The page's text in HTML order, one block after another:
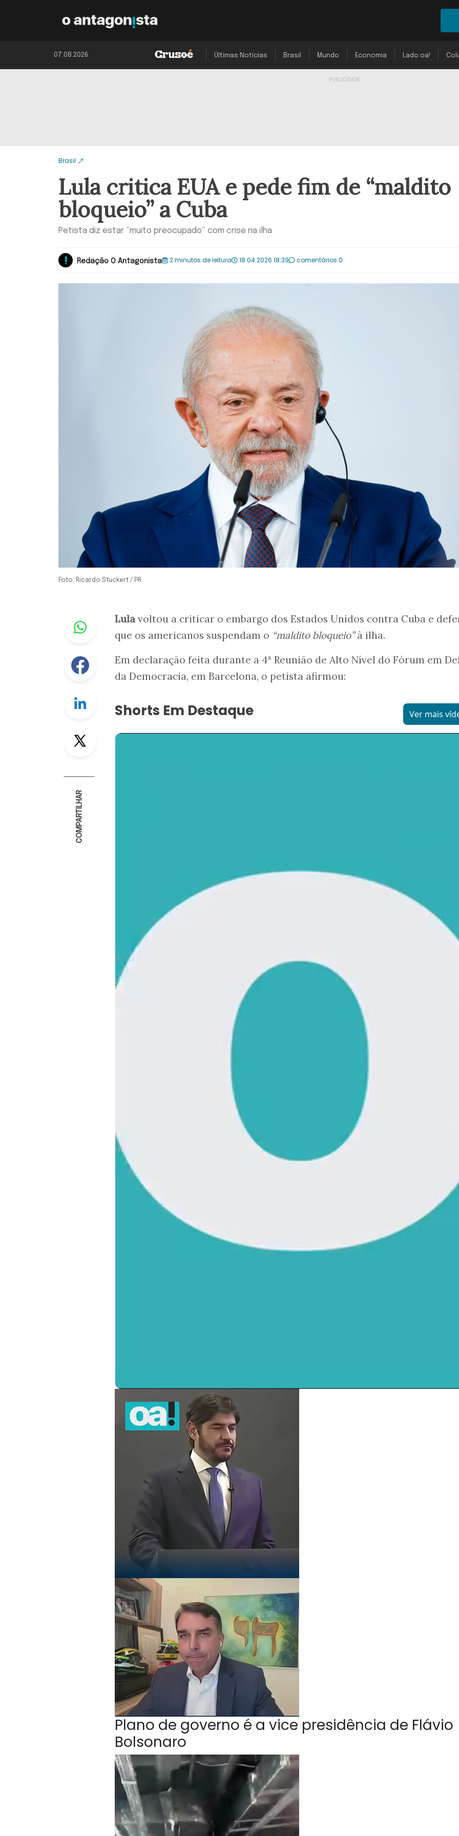
07.08.2026 Últimas Notícias Brasil Mundo Economia Lado oa!
Brasil
Lula critica EUA e pede fim de “maldito
bloqueio” a Cuba
Petista diz estar “muito preocupado” com crise na ilha
Redação O Antagonista 2 minutos de leitura 18.04.2026 18:39 comentários 0
Foto: Ricardo Stuckert / PR
Whastapp
Facebook
Twitter
COMPARTILHAR
Lula voltou a criticar o embargo dos Estados Unidos contra Cuba e
que os americanos suspendam o “maldito bloqueio”à ilha.
Em declaração feita durante a 4ª Reunião de Alto Nível do Fórum em
da Democracia, em Barcelona, o petista afirmou:
Shorts Em Destaque Ver mais
Plano de governo é a vice presidência de Flávio
Bolsonaro